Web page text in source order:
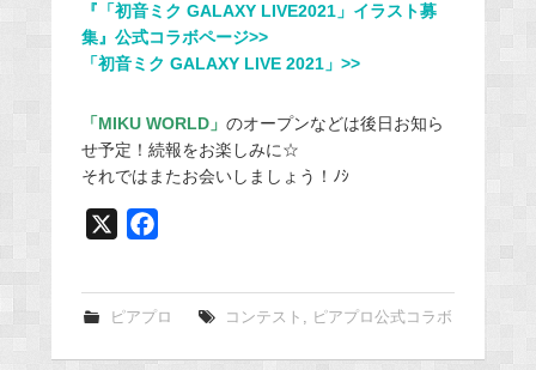
『「初音ミク GALAXY LIVE2021」イラスト募
集』公式コラボページ>>
「初音ミク GALAXY LIVE 2021」>>
「MIKU WORLD」 のオープンなどは後日お知ら
せ予定！続報をお楽しみに☆
それではまたお会いしましょう！ﾉｼ
e
ピアプロ コンテスト , ピアプロ公式コラボ